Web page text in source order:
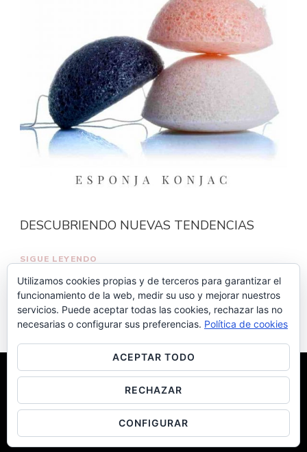
DESCUBRIENDO NUEVAS TENDENCIAS
SIGUE LEYENDO
© Copyright 2026Beatriz Álvarez. Todos los derechos
reservados. Chic Lite | Desarrollado por
Themes.Funciona conWordPress.Política de privacidad
Utilizamos cookies propias y de terceros para garantizar el
funcionamiento de la web, medir su uso y mejorar nuestros
servicios. Puede aceptar todas las cookies, rechazar las no
necesarias o configurar sus preferencias. Política de cookies
ACEPTAR TODO
RECHAZAR
CONFIGURAR